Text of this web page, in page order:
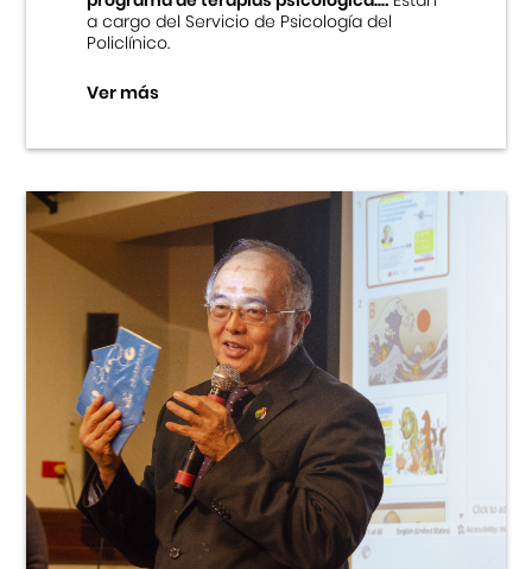
a cargo del Servicio de Psicología del
Policlínico.
Ver más